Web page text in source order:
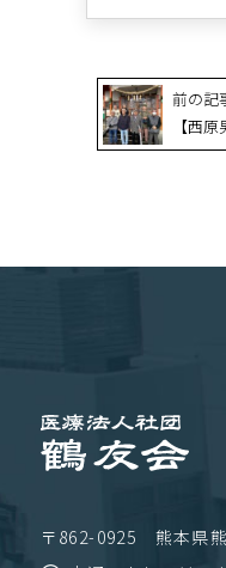
前の記
【西
〒862-0925 熊本県